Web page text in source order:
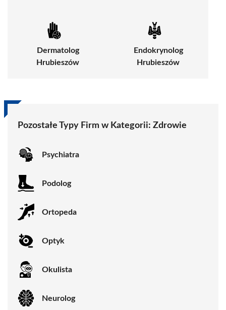
Dermatolog
Hrubieszów
Endokrynolog
Hrubieszów
Pozostałe Typy Firm w Kategorii: Zdrowie
Psychiatra
Podolog
Ortopeda
Optyk
Okulista
Neurolog